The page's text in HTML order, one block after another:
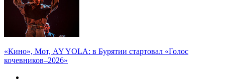
«Кино», Мот, AY YOLA: в Бурятии стартовал «Голос
кочевников–2026»